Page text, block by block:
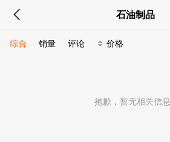
石油制品
综合 销量 评论 价格
抱歉，暂无相关信息